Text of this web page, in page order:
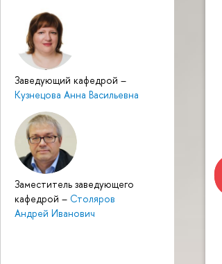
Заведующий кафедрой –
Кузнецова Анна Васильевна
Заместитель заведующего
кафедрой – Столяров
Андрей Иванович